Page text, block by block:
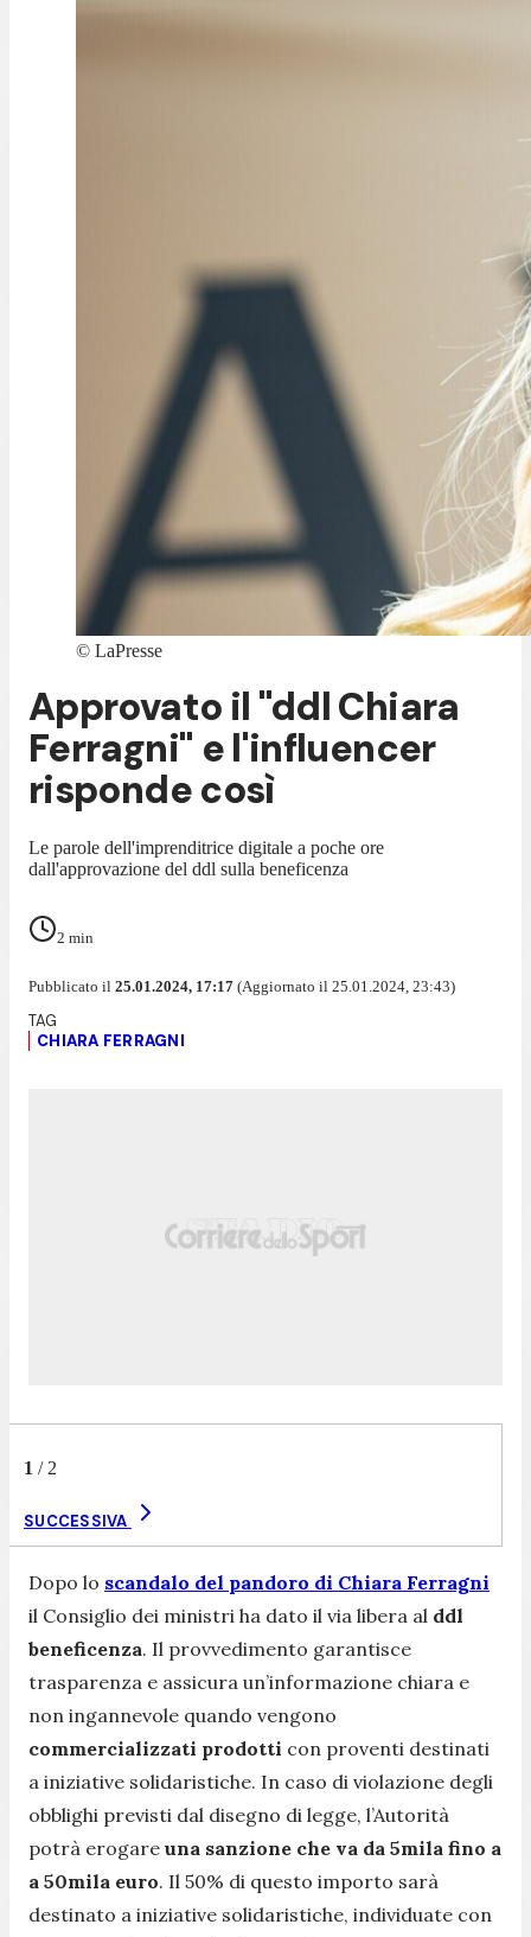
© LaPresse
Approvato il "ddl Chiara
Ferragni" e l'influencer
risponde così
Le parole dell'imprenditrice digitale a poche ore
dall'approvazione del ddl sulla beneficenza
2 min
Pubblicato il 25.01.2024, 17:17 (Aggiornato il 25.01.2024, 23:43)
CHIARA FERRAGNI
1 / 2
SUCCESSIVA
Dopo lo scandalo del pandoro di Chiara Ferragni
il Consiglio dei ministri ha dato il via libera al ddl
beneficenza. Il provvedimento garantisce
trasparenza e assicura un’informazione chiara e
non ingannevole quando vengono
commercializzati prodotti con proventi destinati
a iniziative solidaristiche. In caso di violazione degli
obblighi previsti dal disegno di legge, l’Autorità
potrà erogare una sanzione che va da 5mila fino a
a 50mila euro. Il 50% di questo importo sarà
destinato a iniziative solidaristiche, individuate con